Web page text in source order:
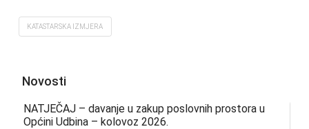
KATASTARSKA IZMJERA
Novosti
NATJEČAJ – davanje u zakup poslovnih prostora u
Općini Udbina – kolovoz 2026.